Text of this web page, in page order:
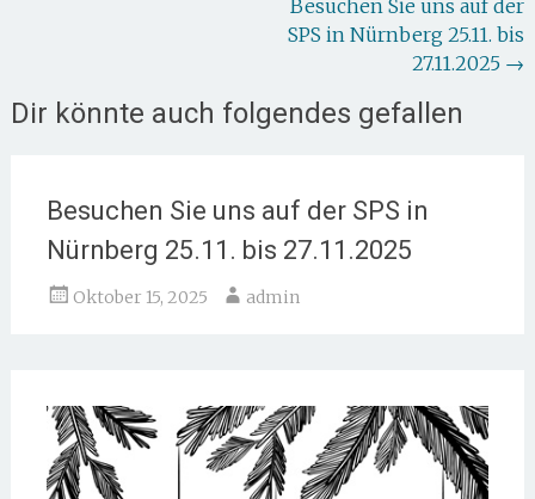
Besuchen Sie uns auf der
SPS in Nürnberg 25.11. bis
27.11.2025 →
Dir könnte auch folgendes gefallen
Besuchen Sie uns auf der SPS in
Nürnberg 25.11. bis 27.11.2025
Oktober 15, 2025 admin